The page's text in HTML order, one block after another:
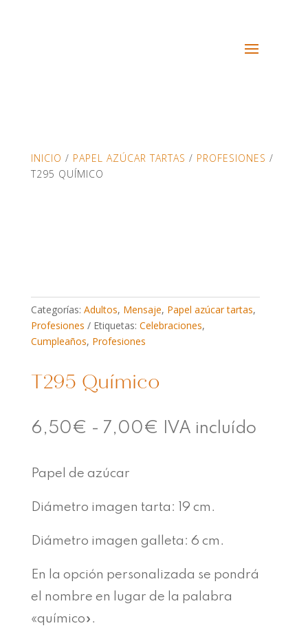
INICIO / PAPEL AZÚCAR TARTAS / PROFESIONES /
T295 QUÍMICO
Categorías: Adultos, Mensaje, Papel azúcar tartas,
Profesiones
Etiquetas: Celebraciones,
Cumpleaños, Profesiones
T295 Químico
6,50€ - 7,00€ Rango
desde
6,50€
7,00€
IVA incluído
Papel de azúcar
Diámetro imagen tarta: 19 cm.
Diámetro imagen galleta: 6 cm.
En la opción personalizada se pondrá
el nombre en lugar de la palabra
«químico».